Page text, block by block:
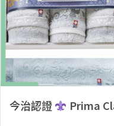
今治認證 Prima